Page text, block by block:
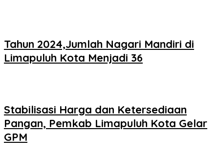
Tahun 2024,Jumlah Nagari Mandiri di
Limapuluh Kota Menjadi 36
Stabilisasi Harga dan Ketersediaan
Pangan, Pemkab Limapuluh Kota Gelar
GPM